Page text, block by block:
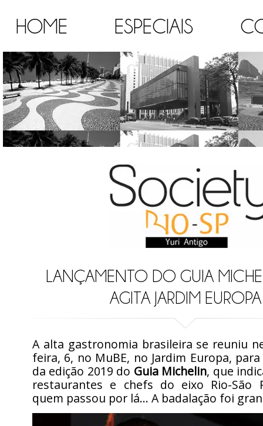
HOME ESPECIAIS
LANÇAMENTO DO GUIA
AGITA JARDIM EUROPA
A alta gastronomia brasileira se reuniu
feira, 6, no MuBE, no Jardim Europa,
da edição 2019 do Guia Michelin, que
restaurantes e chefs do eixo Rio-São
quem passou por lá… A badalação foi